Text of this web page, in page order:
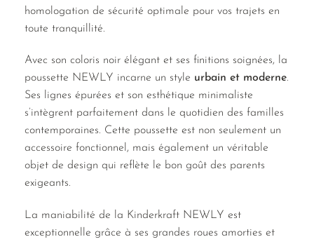
homologation de sécurité optimale pour vos trajets en
toute tranquillité.
Avec son coloris noir élégant et ses finitions soignées, la
poussette NEWLY incarne un style urbain et moderne.
Ses lignes épurées et son esthétique minimaliste
s’intègrent parfaitement dans le quotidien des familles
contemporaines. Cette poussette est non seulement un
accessoire fonctionnel, mais également un véritable
objet de design qui reflète le bon goût des parents
exigeants.
La maniabilité de la Kinderkraft NEWLY est
exceptionnelle grâce à ses grandes roues amorties et